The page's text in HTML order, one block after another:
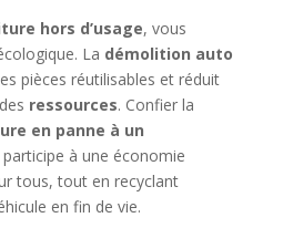
hors d’usage, vous
La démolition auto
pièces réutilisables et réduit
ressources. Confier la
en panne à un
participe à une économie
tous, tout en recyclant
en fin de vie.